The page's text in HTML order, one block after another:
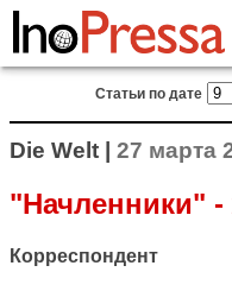
Статьи по дате
Die Welt | 27 марта
"Начленники" -
Корреспондент